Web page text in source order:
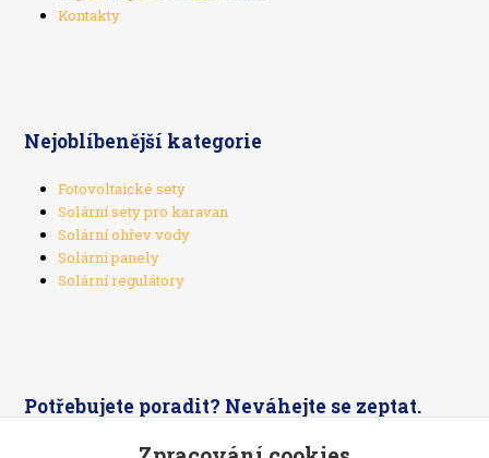
Kontakty
Nejoblíbenější kategorie
Fotovoltaické sety
Solární sety pro karavan
Solární ohřev vody
Solární panely
Solární regulátory
Potřebujete poradit? Neváhejte se zeptat.